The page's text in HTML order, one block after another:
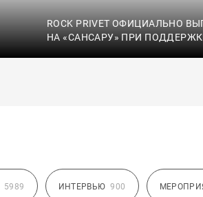
ROCK PRIVET ОФИЦИАЛЬНО
НА «САНСАРУ» ПРИ
5989 ИНТЕРВЬЮ 900